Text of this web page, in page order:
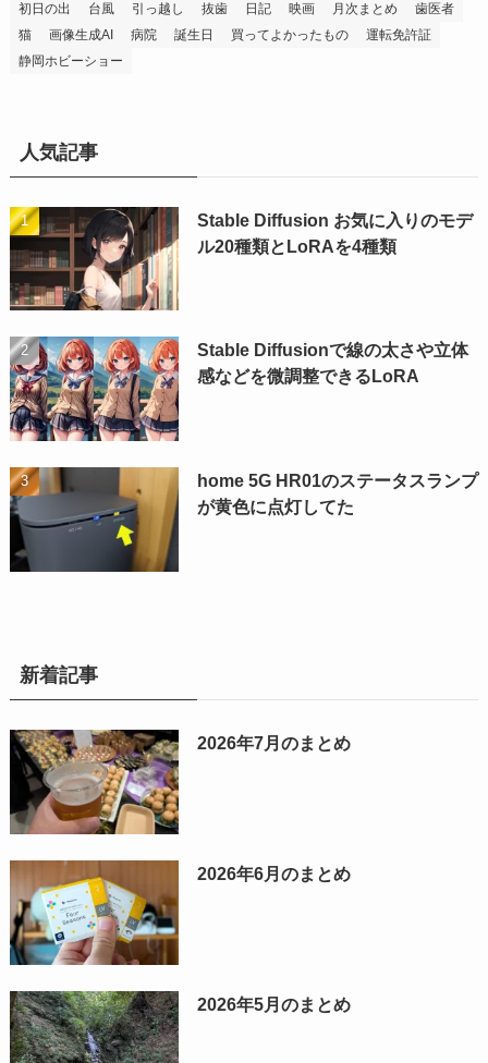
初日の出
台風 引っ越し 抜歯 日記 映画 月次まとめ
歯医者
猫
画像生成AI 病院 誕生日 買ってよかったもの
運転免許証
静岡ホビーショー
人気記事
Stable Diffusion お気に入りのモデ
ル20種類とLoRAを4種類
Stable Diffusionで線の太さや立体
感などを微調整できるLoRA
home 5G HR01のステータスランプ
が黄色に点灯してた
新着記事
2026年7月のまとめ
2026年6月のまとめ
2026年5月のまとめ